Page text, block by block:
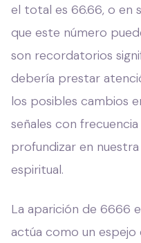
el total es 66.66, o en
que este número
son recordatorios
debería prestar
los posibles cambios
señales con
profundizar en
espiritual.
La aparición de 6666
actúa como un espejo